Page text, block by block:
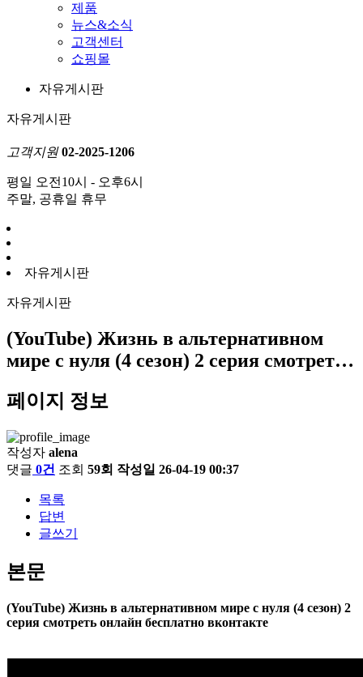
제품
뉴스&소식
고객센터
쇼핑몰
자유게시판
자유게시판
고객지원 02-2025-1206
평일 오전10시 - 오후6시
주말, 공휴일 휴무
자유게시판
자유게시판
(YouTube) Жизнь в альтернативном
мире с нуля (4 сезон) 2 серия смотрет…
페이지 정보
작성자 alena
댓글 0건 조회 59회 작성일 26-04-19 00:37
목록
답변
글쓰기
본문
(YouTube) Жизнь в альтернативном мире с нуля (4 сезон) 2
серия смотреть онлайн бесплатно вконтакте